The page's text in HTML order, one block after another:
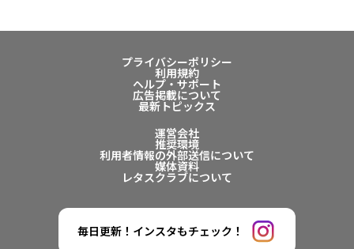
プライバシーポリシー
利用規約
ヘルプ・サポート
広告掲載について
最新トピックス
運営会社
推奨環境
利用者情報の外部送信について
媒体資料
レタスクラブについて
毎日更新！インスタもチェック！